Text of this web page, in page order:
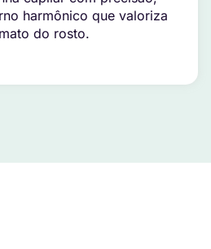
harmônico que valoriza
do rosto.